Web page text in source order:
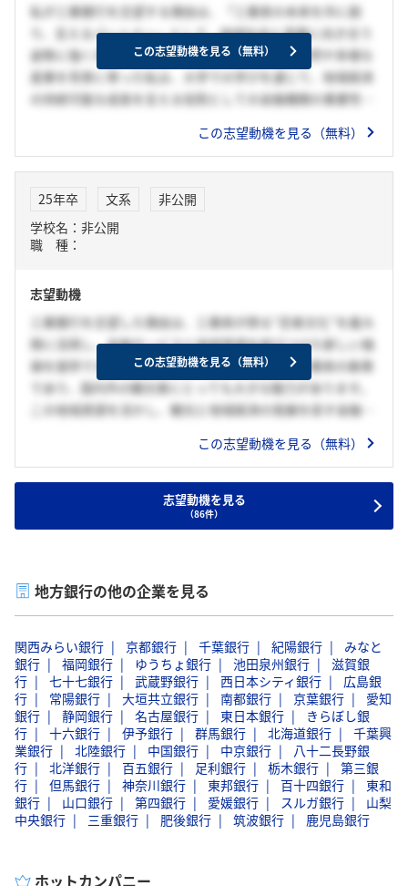
私が三重銀行を志望する理由は、「三重県の未来を共に創
り、支えるパートナー」として、地域社会と真摯に向き合う
姿勢に強く共感したからです。三重県の美しい自然や多様な
産業を背景に育った私は、大学での学びを通じて、地域経済
の持続可能な成長を支える役割としての金融機関の重要性を
観光・地場産業を支える取り組みは、地域全体の発展におい
業が抱える課題や可能性を実感しました。三重銀行であれ
ば、こうした経験やスキルを活かしながら、地域社会に寄り
添い、地域とともに成長することができると考えています。
三重県の暮らしを支える一助となりたいと強く願っていま
す。
この志望動機を見る（無料）
この志望動機を見る（無料）
25年卒 文系
非公開
学校名：非公開
職 種：
志望動機
三重銀行を志望した理由は、三重県が誇る“忍者文化”を最大
限に活用し、金融サービスと地域資源を結びつけた新しい価
値を提供できると考えたからです。伊賀忍者は三重県の象徴
であり、国内外の観光客にとっても大きな魅力があります。
この地域資源を活かし、観光と地域経済の発展を促す金融商
いと考えています。このプランでは、預金者が伊賀で実際に
する本格的な忍者グッズが特典として提供されます。さら
に、ツアーの中では、地元の歴史や文化について学びなが
で、地域社会と協力しながら持続可能な発展を支援したいと
考えています。また、イベントを通じて忍者文化に触れた観
光客が三重県を再訪する機会を増やし、地域に定期的な経済
効果をもたらす仕組みを構築します。忍者文化の発信を通じ
て、観光客だけでなく地元住民にも誇りと共感を感じてもら
い、地域に根付いた金融サービスとしての三重銀行のブラン
ド力を高めていきたいと思っています。
この志望動機を見る（無料）
この志望動機を見る（無料）
志望動機を見る
（86件）
地方銀行の他の企業を見る
関西みらい銀行 京都銀行 千葉銀行 紀陽銀行
みなと
銀行
福岡銀行 ゆうちょ銀行 池田泉州銀行
滋賀銀
行
七十七銀行 武蔵野銀行 西日本シティ銀行
広島銀
行
常陽銀行 大垣共立銀行 南都銀行 京葉銀行
愛知
銀行
静岡銀行 名古屋銀行 東日本銀行
きらぼし銀
行
十六銀行 伊予銀行 群馬銀行 北海道銀行
千葉興
業銀行
北陸銀行 中国銀行 中京銀行
八十二長野銀
行
北洋銀行 百五銀行 足利銀行 栃木銀行
第三銀
行
但馬銀行 神奈川銀行 東邦銀行 百十四銀行
東和
銀行
山口銀行 第四銀行 愛媛銀行 スルガ銀行
山梨
中央銀行
三重銀行 肥後銀行 筑波銀行 鹿児島銀行
ホットカンパニー